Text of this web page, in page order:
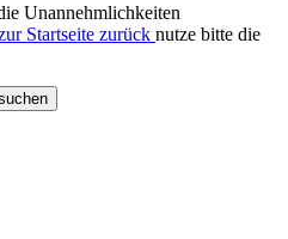
Unannehmlichkeiten
Startseite zurück nutze bitte die